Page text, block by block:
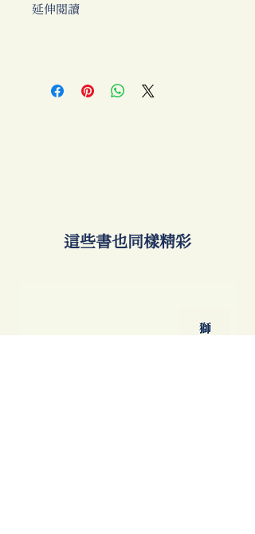
延伸閱讀
​這些書也同樣精彩